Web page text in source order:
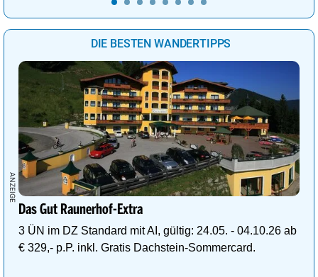
DIE BESTEN WANDERTIPPS
Das Gut Raunerhof-Extra
3 ÜN im DZ Standard mit AI, gültig: 24.05. - 04.10.26 ab
€ 329,- p.P. inkl. Gratis Dachstein-Sommercard.